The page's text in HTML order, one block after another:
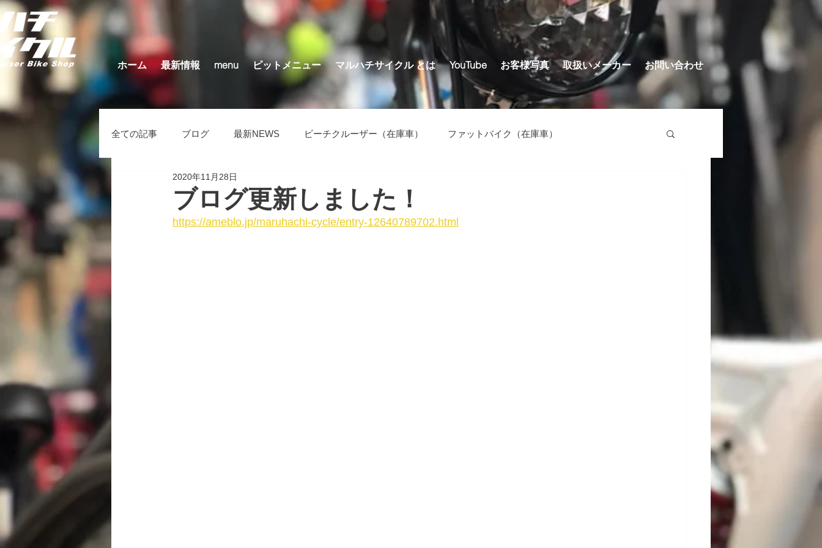
ホーム 最新情報 menu ピットメニュー マルハチサイクル とは YouTube お客様写真 取扱いメーカー お問い合わせ
全ての記事 ブログ 最新NEWS ビーチクルーザー（在庫車） ファットバイク（在庫車）
キッズバイク（在庫車）
ブログ更新しました！
2020年11月28日
https://ameblo.jp/maruhachi-cycle/entry-12640789702.html